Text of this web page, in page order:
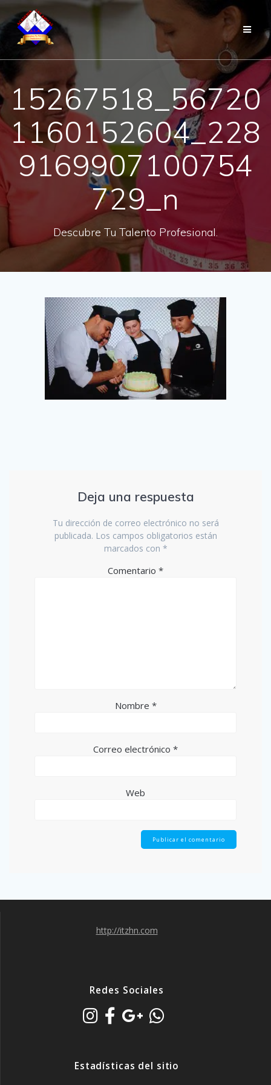
Saltar
contenido
15267518_56720
1160152604_228
9169907100754
729_n
Descubre Tu Talento Profesional.
Deja una respuesta
Tu dirección de correo electrónico no será
publicada. Los campos obligatorios están
marcados con *
Comentario *
Nombre *
Correo electrónico *
Web
http://itzhn.com
Redes Sociales
Estadísticas del sitio